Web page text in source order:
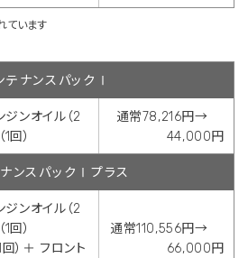
ています
テナンスパックⅠ
ジンオイル（2
回）
通常78,216円→
44,000円
ンスパックⅠプラス
ジンオイル（2
回）
）＋ フロント
通常110,556円→
66,000円